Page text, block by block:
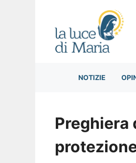
NOTIZIE
Preghiera